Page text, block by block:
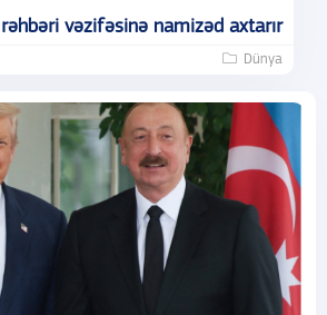
rəhbəri vəzifəsinə namizəd axtarır
Dünya